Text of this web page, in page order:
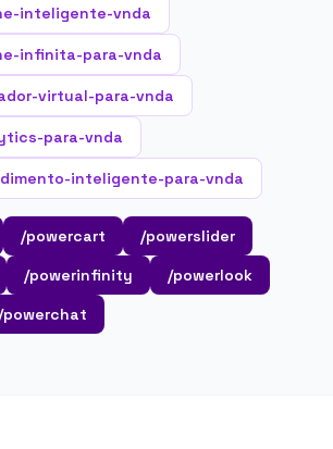
inteligente-vnda
infinita-para-vnda
virtual-para-vnda
para-vnda
inteligente-para-vnda
/powercart
/powerslider
/powerinfinity
/powerlook
/powerchat